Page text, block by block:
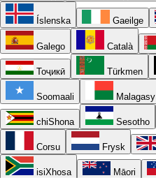
Íslenska Gaeilge
Galego Català
Тоҷикӣ Türkmen
Soomaali Malagasy
chiShona Sesotho
Corsu Frysk
isiXhosa Māori